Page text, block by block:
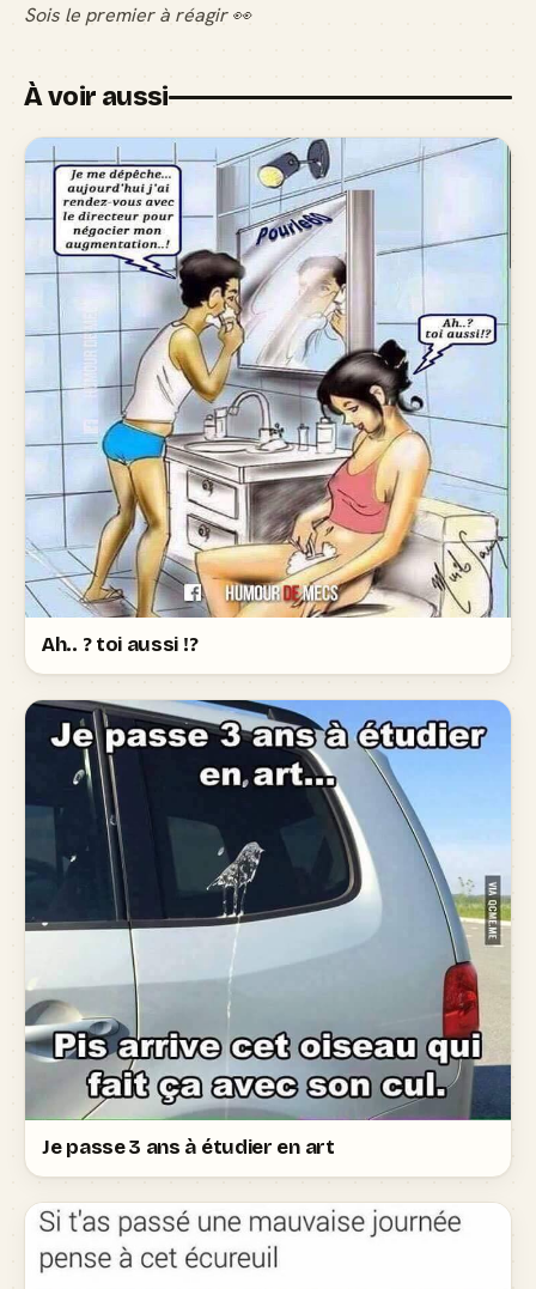
Sois le premier à réagir 👀
À voir aussi
Ah.. ? toi aussi !?
Je passe 3 ans à étudier en art